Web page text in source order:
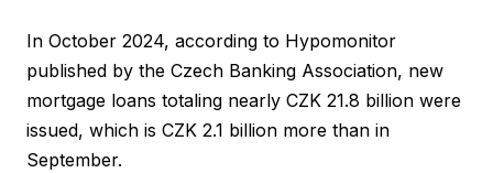
In October 2024, according to Hypomonitor
published by the Czech Banking Association, new
mortgage loans totaling nearly CZK 21.8 billion were
issued, which is CZK 2.1 billion more than in
September.